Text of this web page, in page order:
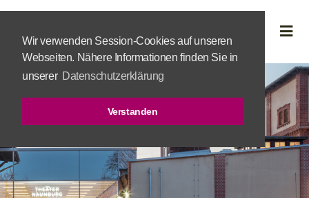
Wir verwenden Session-Cookies auf unseren
Webseiten. Nähere Informationen finden Sie in
unserer Datenschutzerklärung
Verstanden